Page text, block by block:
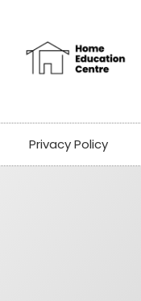
Privacy Policy